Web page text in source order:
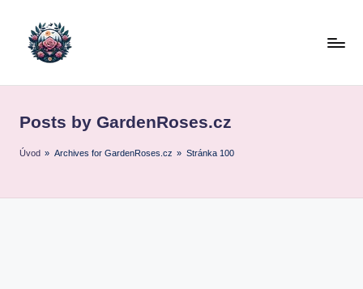
Posts by GardenRoses.cz
Úvod » Archives for GardenRoses.cz » Stránka 100